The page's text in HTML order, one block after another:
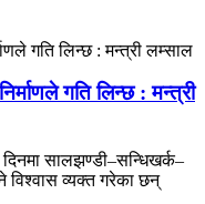
गति लिन्छ : मन्त्री
सालझण्डी–सन्धिखर्क–
विश्वास व्यक्त गरेका छन्